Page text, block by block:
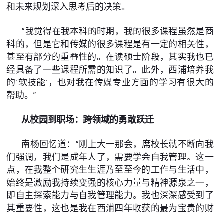
和未来规划深入思考后的决策。
“我觉得在我本科的时期，我的很多课程虽然是商
科的，但是它和传媒的很多课程是有一定的相关性，
甚至有部分的重叠性的。在读硕士阶段，其实我也已
经具备了一些课程所需的知识了。此外，西浦培养我
的‘软技能’，也对我在传媒专业方面的学习有很大的
帮助。”
从校园到职场：跨领域的勇敢跃迁
南杨回忆道：“刚上大一那会，席校长就不断向我
们强调，我们是成年人了，需要学会自我管理。这一
点，在我整个研究生生涯乃至至今的工作与生活中，
始终是激励我持续变强的核心力量与精神源泉之一，
即自主探索能力与自我管理能力。我也深深感受到了
其重要性，这也是我在西浦四年收获的最为宝贵的财